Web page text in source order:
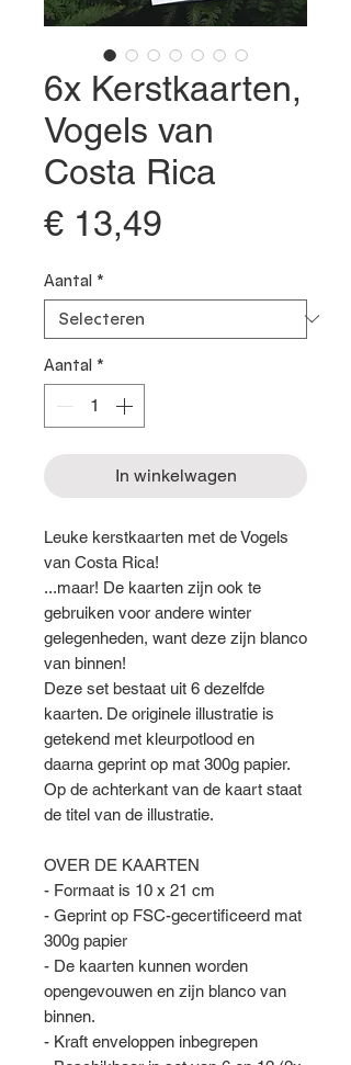
6x Kerstkaarten,
Vogels van
Costa Rica
€ 13,49
Aantal *
Aantal *
In winkelwagen
Leuke kerstkaarten met de Vogels
van Costa Rica!
...maar! De kaarten zijn ook te
gebruiken voor andere winter
gelegenheden, want deze zijn blanco
van binnen!
Deze set bestaat uit 6 dezelfde
kaarten. De originele illustratie is
getekend met kleurpotlood en
daarna geprint op mat 300g papier.
Op de achterkant van de kaart staat
de titel van de illustratie.
OVER DE KAARTEN
- Formaat is 10 x 21 cm
- Geprint op FSC-gecertificeerd mat
300g papier
- De kaarten kunnen worden
opengevouwen en zijn blanco van
binnen.
- Kraft enveloppen inbegrepen